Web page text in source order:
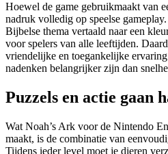
Hoewel de game gebruikmaakt van
nadruk volledig op speelse
Bijbelse thema vertaald naar een
voor spelers van alle leeftijden.
vriendelijke en toegankelijke
nadenken belangrijker zijn dan
Puzzels en actie gaan
Wat Noah’s Ark voor de Nintendo
maakt, is de combinatie van
Tijdens ieder level moet je dieren